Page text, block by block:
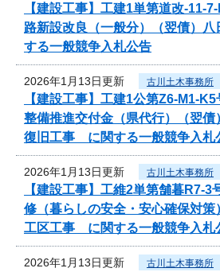
【建設工事】工建1単第道改-
路新設改良（一般分）（翌債）
する一般競争入札公告
2026年1月13日更新 古川土木事務所
【建設工事】工建1公第Z6-M1-
整備推進交付金（県代行）（翌債
復旧工事 に関する一般競争入札
2026年1月13日更新 古川土木事務所
【建設工事】工維2単第舗暮
修（暮らしの安全・安心確保対策
工区工事 に関する一般競争入札
2026年1月13日更新 古川土木事務所